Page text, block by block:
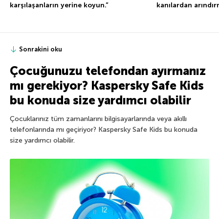
karşılaşanların yerine koyun.”
kanılardan
Sonrakini oku
Çocuğunuzu telefondan ayırmanız
mı gerekiyor? Kaspersky Safe Kids
bu konuda size yardımcı olabilir
Çocuklarınız tüm zamanlarını bilgisayarlarında veya akıllı
telefonlarında mı geçiriyor? Kaspersky Safe Kids bu konuda
size yardımcı olabilir.